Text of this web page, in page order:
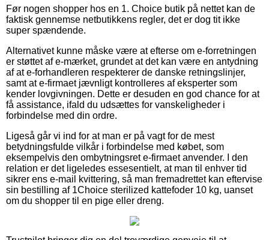
Før nogen shopper hos en 1. Choice butik på nettet kan de
faktisk gennemse netbutikkens regler, det er dog tit ikke
super spændende.
Alternativet kunne måske være at efterse om e-forretningen
er støttet af e-mærket, grundet at det kan være en antydning
af at e-forhandleren respekterer de danske retningslinjer,
samt at e-firmaet jævnligt kontrolleres af eksperter som
kender lovgivningen. Dette er desuden en god chance for at
få assistance, ifald du udsættes for vanskeligheder i
forbindelse med din ordre.
Ligeså går vi ind for at man er på vagt for de mest
betydningsfulde vilkår i forbindelse med købet, som
eksempelvis den ombytningsret e-firmaet anvender. I den
relation er det ligeledes essesentielt, at man til enhver tid
sikrer ens e-mail kvittering, så man fremadrettet kan eftervise
sin bestilling af 1Choice sterilized kattefoder 10 kg, uanset
om du shopper til en pige eller dreng.